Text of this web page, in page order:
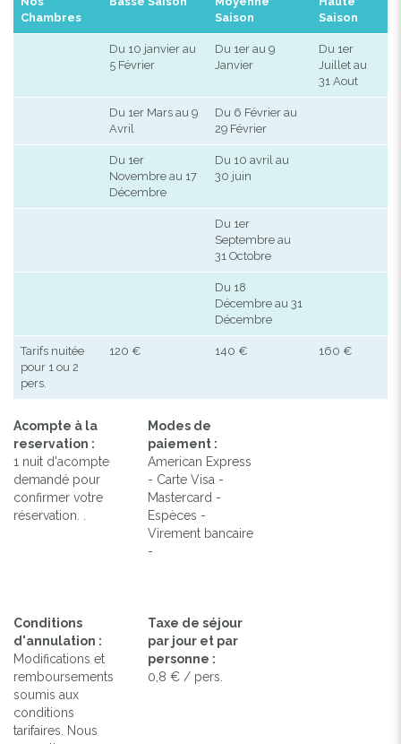
Chambres
Saison
Saison
Du 10 janvier au
5 Février
Du 1er au 9
Janvier
Du 1er
Juillet au
31 Aout
Du 1er Mars au 9
Avril
Du 6 Février au
29 Février
Du 1er
Novembre au 17
Décembre
Du 10 avril au
30 juin
Du 1er
Septembre au
31 Octobre
Du 18
Décembre au 31
Décembre
Tarifs nuitée
pour 1 ou 2
pers.
120 € 140 € 160 €
Acompte à la
reservation :
1 nuit d'acompte
demandé pour
confirmer votre
réservation. .
Modes de
paiement :
American Express
- Carte Visa -
Mastercard -
Espèces -
Virement bancaire
-
Conditions
d'annulation :
Modifications et
remboursements
soumis aux
conditions
tarifaires. Nous
Taxe de séjour
par jour et par
personne :
0,8 € / pers.